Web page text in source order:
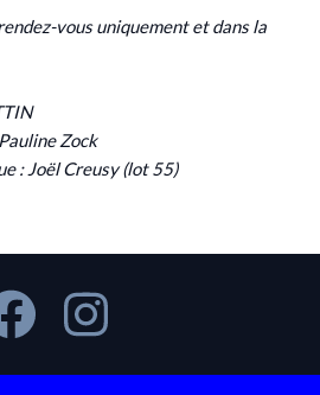
vous uniquement et dans la
Zock
: Joël Creusy (lot 55)